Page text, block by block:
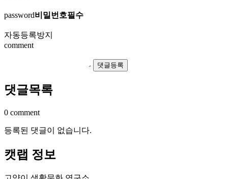
password비밀번호필수
자동등록방지
comment
댓글목록
0 comment
등록된 댓글이 없습니다.
캣랩 정보